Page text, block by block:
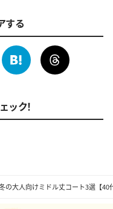
の大人向けミドル丈コート3選【40
する
ック！